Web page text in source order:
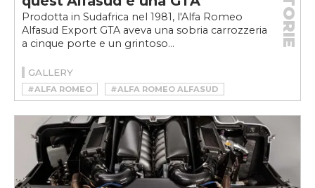
Prodotta in Sudafrica nel 1981, l'Alfa Romeo
Alfasud Export GTA aveva una sobria carrozzeria
a cinque porte e un grintoso...
STORIE
GALLERY
#ALFA ROMEO
#ALFA ROMEO ALFASUD
#ALFA ROMEO ALFASUD GTA